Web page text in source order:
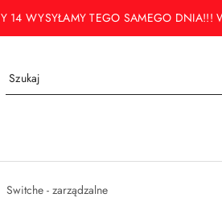
14 WYSYŁAMY TEGO SAMEGO
Switche - zarządzalne